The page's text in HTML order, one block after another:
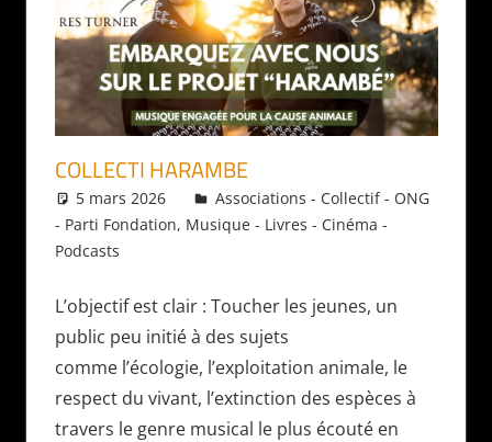
COLLECTI HARAMBE
5 mars 2026 Daniel
Associations - Collectif - ONG
- Parti Fondation, Musique - Livres - Cinéma -
Podcasts
L’objectif est clair : Toucher les jeunes, un
public peu initié à des sujets
comme l’écologie, l’exploitation animale, le
respect du vivant, l’extinction des espèces à
travers le genre musical le plus écouté en